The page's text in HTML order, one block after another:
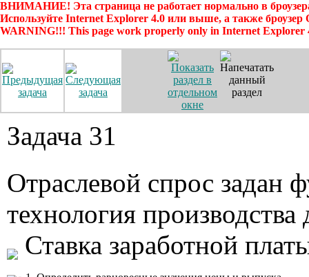
ВНИМАНИЕ! Эта страница не работает нормально в
Используйте Internet Explorer 4.0 или выше, а также броузер
WARNING!!! This page work properly only in Internet Explorer
Задача 31
Отраслевой спрос задан
технология
Ставка заработной